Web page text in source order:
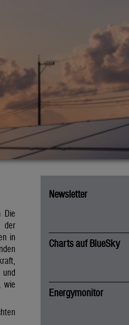
Die
der
in
wie
Newsletter
Charts auf BlueSky
Energymonitor